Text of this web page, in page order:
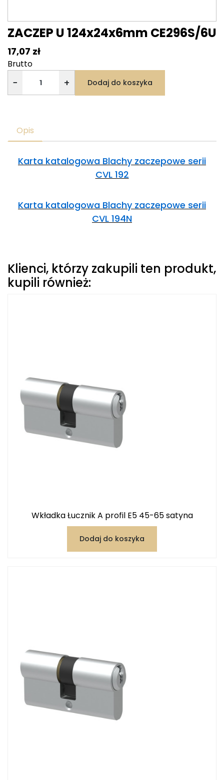
ZACZEP U 124x24x6mm CE296S/6U
17,07 zł
Brutto
− + Dodaj do koszyka
Opis
Karta katalogowa Blachy zaczepowe serii
CVL 192
Karta katalogowa Blachy zaczepowe serii
CVL 194N
Klienci, którzy zakupili ten produkt,
kupili również:
Wkładka Łucznik A profil E5 45-65 satyna
Dodaj do koszyka